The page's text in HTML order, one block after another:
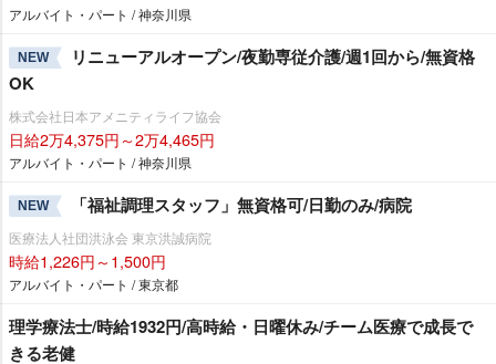
アルバイト・パート / 神奈川県
NEW
リニューアルオープン/夜勤専従介護/週1回から/無資格
OK
株式会社日本アメニティライフ協会
日給2万4,375円～2万4,465円
アルバイト・パート / 神奈川県
NEW 「福祉調理スタッフ」無資格可/日勤のみ/病院
医療法人社団洪泳会 東京洪誠病院
時給1,226円～1,500円
アルバイト・パート / 東京都
理学療法士/時給1932円/高時給・日曜休み/チーム医療で成長で
きる老健